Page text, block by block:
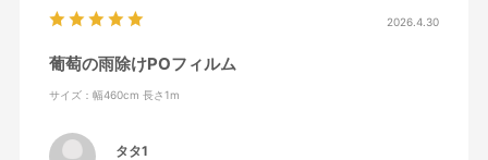
2026.4.30
葡萄の雨除けPOフィルム
サイズ：幅460cm 長さ1m
タタ1